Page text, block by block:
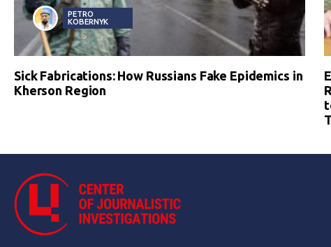
PETRO
KOBERNYK
Sick Fabrications: How Russians Fake Epidemics in
Kherson Region